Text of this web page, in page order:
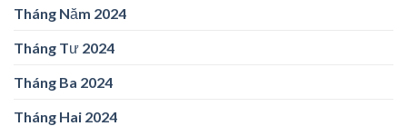
Tháng Năm 2024
Tháng Tư 2024
Tháng Ba 2024
Tháng Hai 2024